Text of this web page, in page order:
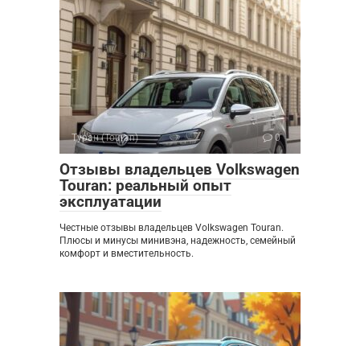
Туран (Touran) 0
Отзывы владельцев Volkswagen
Touran: реальный опыт
эксплуатации
Честные отзывы владельцев Volkswagen Touran.
Плюсы и минусы минивэна, надежность, семейный
комфорт и вместительность.